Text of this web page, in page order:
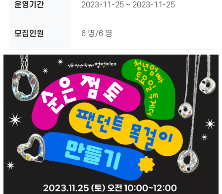
운영기간 2023-11-25 ~ 2023-11-25
모집인원 6 명/6 명